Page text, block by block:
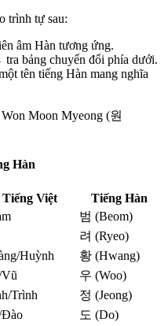
trình tự sau:
âm Hàn tương ứng.
bảng chuyển đổi phía dưới.
tên tiếng Hàn mang nghĩa
Moon Myeong (원
Hàn
Tiếng Việt
Tiếng Hàn
범 (Beom)
려 (Ryeo)
Huỳnh
황 (Hwang)
우 (Woo)
Trình
정 (Jeong)
도 (Do)